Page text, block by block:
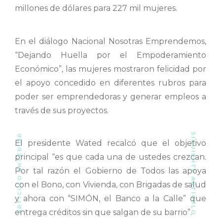
millones de dólares para 227 mil mujeres.
En el diálogo Nacional Nosotras Emprendemos,
“Dejando Huella por el Empoderamiento
Económico”, las mujeres mostraron felicidad por
el apoyo concedido en diferentes rubros para
poder ser emprendedoras y generar empleos a
través de sus proyectos.
El presidente Wated recalcó que el objetivo
principal “es que cada una de ustedes crezcan.
Por tal razón el Gobierno de Todos las apoya
con el Bono, con Vivienda, con Brigadas de salud
y ahora con “SIMÓN, el Banco a la Calle” que
entrega créditos sin que salgan de su barrio”.
ARTÍCULO ANTERIOR SIGUIENTE ARTÍCULO